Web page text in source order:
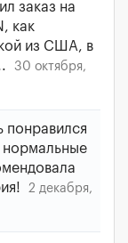
заказ на
как
из США, в
30 октября,
понравился
нормальные
2 декабря,